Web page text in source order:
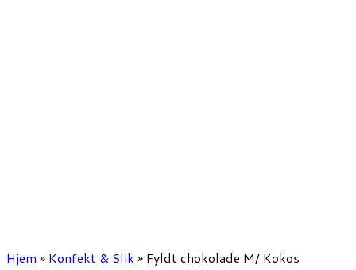
Hjem » Konfekt & Slik » Fyldt chokolade M/ Kokos